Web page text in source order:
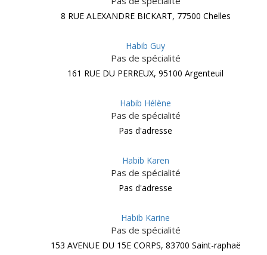
8 RUE ALEXANDRE BICKART, 77500 Chelles
Habib Guy
Pas de spécialité
161 RUE DU PERREUX, 95100 Argenteuil
Habib Hélène
Pas de spécialité
Pas d'adresse
Habib Karen
Pas de spécialité
Pas d'adresse
Habib Karine
Pas de spécialité
153 AVENUE DU 15E CORPS, 83700 Saint-raphaë